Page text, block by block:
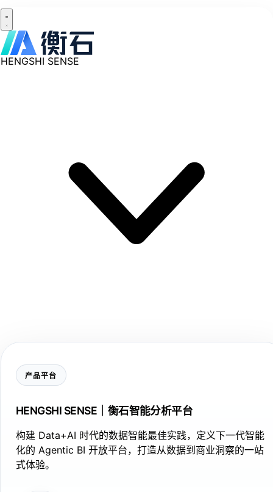
HENGSHI SENSE
产品平台
HENGSHI SENSE｜衡石智能分析平台
构建 Data+AI 时代的数据智能最佳实践，定义下一代智能
化的 Agentic BI 开放平台，打造从数据到商业洞察的一站
式体验。